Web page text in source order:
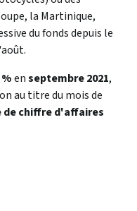
la Martinique,
du fonds depuis le
enseptembre 2021,
au titre du mois de
de chiffre d'affaires